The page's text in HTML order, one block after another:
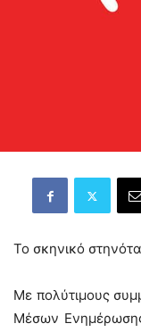
Το σκηνικό
Με πολύτιμους
Μέσων